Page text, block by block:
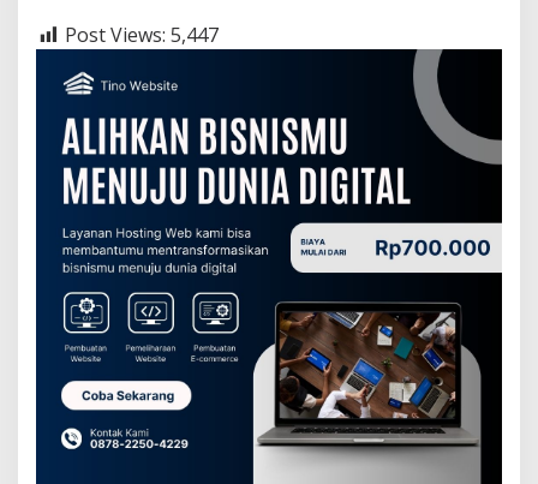
Post Views: 5,447